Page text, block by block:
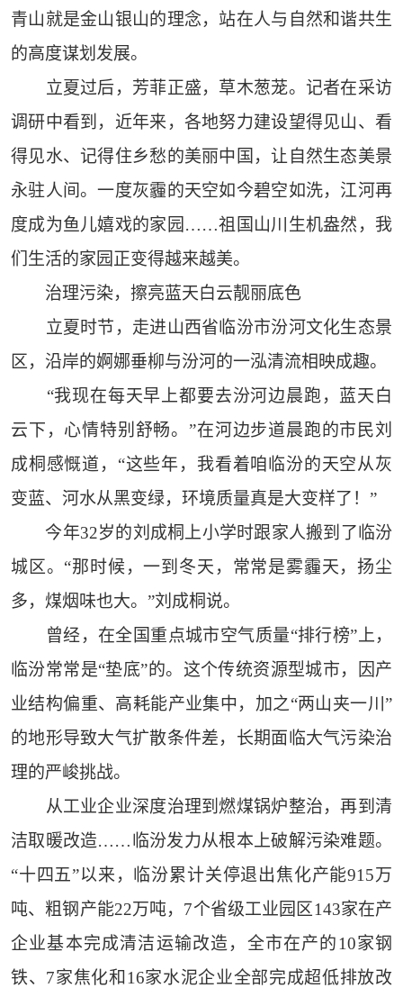
青山就是金山银山的理念，站在人与自然和谐共生
的高度谋划发展。
立夏过后，芳菲正盛，草木葱茏。记者在采访
调研中看到，近年来，各地努力建设望得见山、看
得见水、记得住乡愁的美丽中国，让自然生态美景
永驻人间。一度灰霾的天空如今碧空如洗，江河再
度成为鱼儿嬉戏的家园……祖国山川生机盎然，我
们生活的家园正变得越来越美。
治理污染，擦亮蓝天白云靓丽底色
立夏时节，走进山西省临汾市汾河文化生态景
区，沿岸的婀娜垂柳与汾河的一泓清流相映成趣。
“我现在每天早上都要去汾河边晨跑，蓝天白
云下，心情特别舒畅。”在河边步道晨跑的市民刘
成桐感慨道，“这些年，我看着咱临汾的天空从灰
变蓝、河水从黑变绿，环境质量真是大变样了！”
今年32岁的刘成桐上小学时跟家人搬到了临汾
城区。“那时候，一到冬天，常常是雾霾天，扬尘
多，煤烟味也大。”刘成桐说。
曾经，在全国重点城市空气质量“排行榜”上，
临汾常常是“垫底”的。这个传统资源型城市，因产
业结构偏重、高耗能产业集中，加之“两山夹一川”
的地形导致大气扩散条件差，长期面临大气污染治
理的严峻挑战。
从工业企业深度治理到燃煤锅炉整治，再到清
洁取暖改造……临汾发力从根本上破解污染难题。
“十四五”以来，临汾累计关停退出焦化产能915万
吨、粗钢产能22万吨，7个省级工业园区143家在产
企业基本完成清洁运输改造，全市在产的10家钢
铁、7家焦化和16家水泥企业全部完成超低排放改